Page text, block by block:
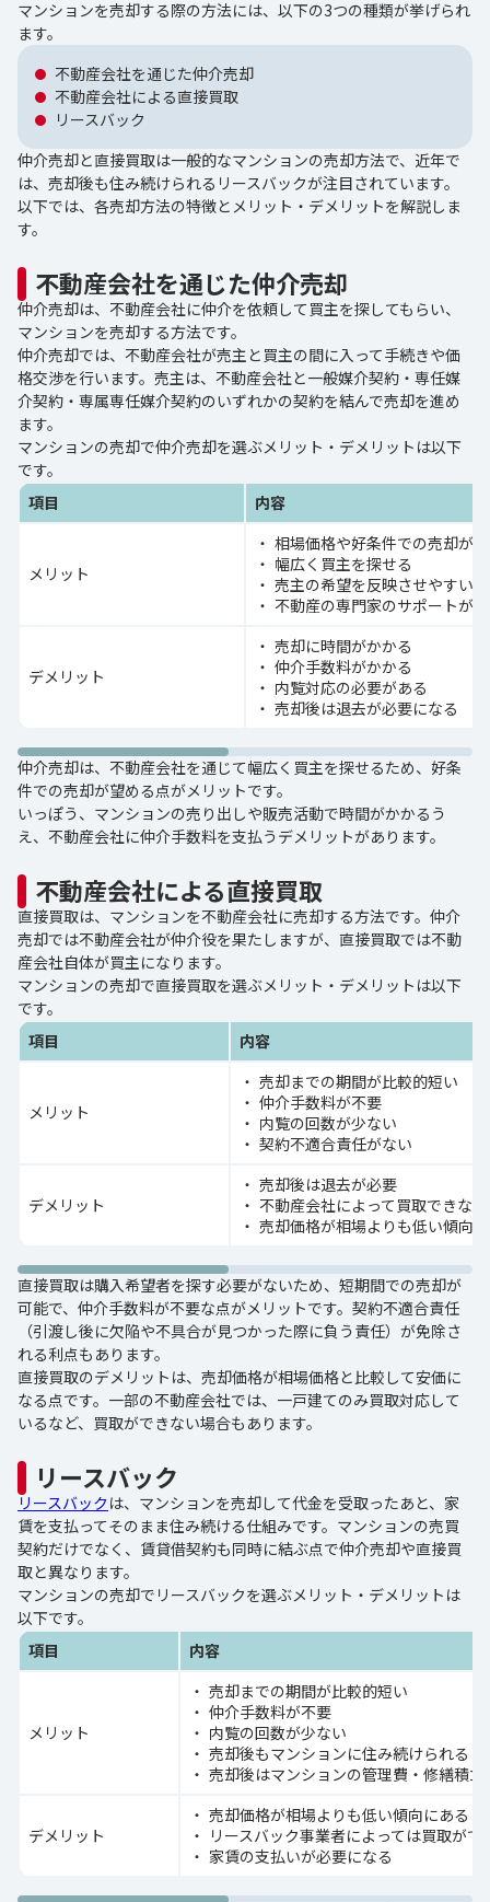
マンションを売却する際の方法には、以下の3つの種類が挙げられ
ます。
不動産会社を通じた仲介売却
不動産会社による直接買取
リースバック
仲介売却と直接買取は一般的なマンションの売却方法で、近年で
は、売却後も住み続けられるリースバックが注目されています。
以下では、各売却方法の特徴とメリット・デメリットを解説しま
す。
不動産会社を通じた仲介売却
仲介売却は、不動産会社に仲介を依頼して買主を探してもらい、
マンションを売却する方法です。
仲介売却では、不動産会社が売主と買主の間に入って手続きや価
格交渉を行います。売主は、不動産会社と一般媒介契約・専任媒
介契約・専属専任媒介契約のいずれかの契約を結んで売却を進め
ます。
マンションの売却で仲介売却を選ぶメリット・デメリットは以下
です。
項目
内容
メリット
相場価格や好条件での売却が
幅広く買主を探せる
売主の希望を反映させやすい
不動産の専門家のサポートが
デメリット
売却に時間がかかる
仲介手数料がかかる
内覧対応の必要がある
売却後は退去が必要になる
仲介売却は、不動産会社を通じて幅広く買主を探せるため、好条
件での売却が望める点がメリットです。
いっぽう、マンションの売り出しや販売活動で時間がかかるう
え、不動産会社に仲介手数料を支払うデメリットがあります。
不動産会社による直接買取
直接買取は、マンションを不動産会社に売却する方法です。仲介
売却では不動産会社が仲介役を果たしますが、直接買取では不動
産会社自体が買主になります。
マンションの売却で直接買取を選ぶメリット・デメリットは以下
です。
項目
内容
メリット
売却までの期間が比較的短い
仲介手数料が不要
内覧の回数が少ない
契約不適合責任がない
デメリット
売却後は退去が必要
不動産会社によって買取できな
売却価格が相場よりも低い傾向
直接買取は購入希望者を探す必要がないため、短期間での売却が
可能で、仲介手数料が不要な点がメリットです。契約不適合責任
（引渡し後に欠陥や不具合が見つかった際に負う責任）が免除さ
れる利点もあります。
直接買取のデメリットは、売却価格が相場価格と比較して安価に
なる点です。一部の不動産会社では、一戸建てのみ買取対応して
いるなど、買取ができない場合もあります。
リースバック
リースバック は、マンションを売却して代金を受取ったあと、家
賃を支払ってそのまま住み続ける仕組みです。マンションの売買
契約だけでなく、賃貸借契約も同時に結ぶ点で仲介売却や直接買
取と異なります。
マンションの売却でリースバックを選ぶメリット・デメリットは
以下です。
項目
内容
メリット
売却までの期間が比較的短い
仲介手数料が不要
内覧の回数が少ない
売却後もマンションに住み続けられる
売却後はマンションの管理費・修繕積
デメリット
売却価格が相場よりも低い傾向にある
リースバック事業者によっては買取が
家賃の支払いが必要になる